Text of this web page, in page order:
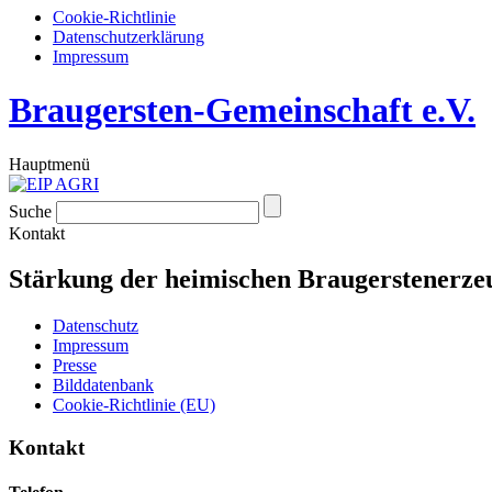
Cookie-Richtlinie
Datenschutzerklärung
Impressum
Braugersten-Gemeinschaft e.V.
Hauptmenü
Suche
Kontakt
Stärkung der heimischen
Datenschutz
Impressum
Presse
Bilddatenbank
Cookie-Richtlinie (EU)
Kontakt